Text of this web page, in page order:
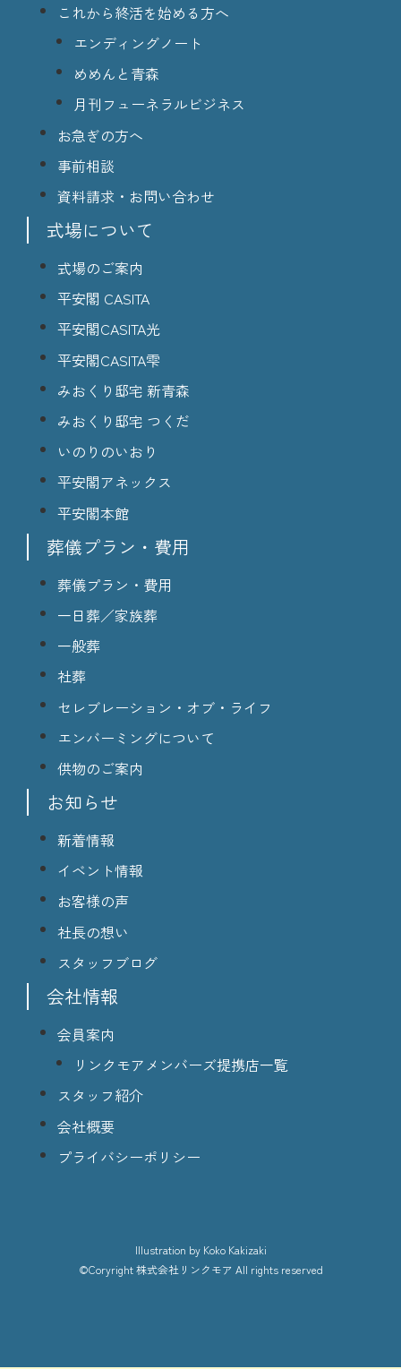
これから終活を始める方へ
エンディングノート
めめんと青森
月刊フューネラルビジネス
お急ぎの方へ
事前相談
資料請求・お問い合わせ
式場について
式場のご案内
平安閣 CASITA
平安閣CASITA光
平安閣CASITA雫
みおくり邸宅 新青森
みおくり邸宅 つくだ
いのりのいおり
平安閣アネックス
平安閣本館
葬儀プラン・費用
葬儀プラン・費用
一日葬／家族葬
一般葬
社葬
セレブレーション・オブ・ライフ
エンバーミングについて
供物のご案内
お知らせ
新着情報
イベント情報
お客様の声
社長の想い
スタッフブログ
会社情報
会員案内
リンクモアメンバーズ提携店一覧
スタッフ紹介
会社概要
プライバシーポリシー
lllustration by Koko Kakizaki
©Coryright 株式会社リンクモア All rights reserved